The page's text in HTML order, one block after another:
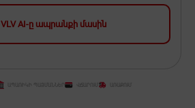
VLV AI-ը ապրանքի մասին
ՎՃԱՐՈՒՄ